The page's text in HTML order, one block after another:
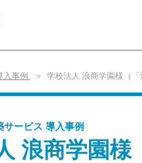
入事例 学校法人 浪商学園様（「
サービス 導入事例
浪商学園様